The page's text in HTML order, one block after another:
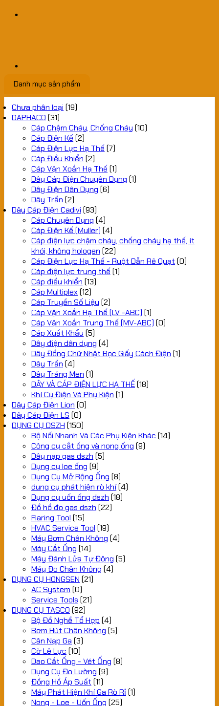
Danh mục sản phẩm
Chưa phân loại (19)
DAPHACO (31)
Cáp Chậm Cháy, Chống Cháy (10)
Cáp Điện Kế (2)
Cáp Điện Lực Hạ Thế (7)
Cáp Điều Khiển (2)
Cáp Vặn Xoắn Hạ Thế (1)
Dây Cáp Điện Chuyên Dụng (1)
Dây Điện Dân Dụng (6)
Dây Trần (2)
Dây Cáp Điện Cadivi (93)
Cáp Chuyên Dụng (4)
Cáp Điện Kế (Muller) (4)
Cáp điện lực chậm cháy, chống cháy hạ thế, ít
khói, không hologen (22)
Cáp Điện Lực Hạ Thế - Ruột Dẫn Rẽ Quạt (0)
Cáp điện lực trung thế (1)
Cáp điều khiển (13)
Cáp Multiplex(12)
Cáp Truyền Số Liệu (2)
Cáp Vặn Xoắn Hạ Thế (LV -ABC) (1)
Cáp Vặn Xoắn Trung Thế (MV-ABC) (0)
Cáp Xuất Khẩu (5)
Dây điện dân dụng (4)
Dây Đồng Chữ Nhật Bọc Giấy Cách Điện (1)
Dây Trần (4)
Dây Tráng Men (1)
DÂY VÀ CÁP ĐIỆN LỰC HẠ THẾ(18)
Khí Cụ Điện Và Phụ Kiện (1)
Dây Cáp Điện Lion (0)
Dây Cáp Điện LS (0)
DỤNG CỤ DSZH (150)
Bộ Nối Nhanh Và Các Phụ Kiện Khác (14)
Công cụ cắt ống và nong ống (9)
Dây nạp gas dszh (5)
Dụng cụ loe ống (9)
Dụng Cụ Mở Rộng Ống (8)
dung cụ phát hiện rò khí(4)
Dụng cụ uốn ống dszh (18)
Đồ hồ đo gas dszh (22)
Flaring Tool (15)
HVAC Service Tool (19)
Máy Bơm Chân Không (4)
Máy Cắt Ống (14)
Máy Đánh Lửa Tự Động (5)
Máy Đo Chân Không (4)
DỤNG CỤ HONGSEN (21)
AC System (0)
Service Tools (21)
DỤNG CỤ TASCO (92)
Bộ Đồ Nghề Tổ Hợp (4)
Bơm Hút Chân Không (5)
Cân Nạp Ga (3)
Cờ Lê Lực (10)
Dao Cắt Ống - Vét Ống (8)
Dụng Cụ Đo Lường (9)
Đồng Hồ Áp Suất (11)
Máy Phát Hiện Khí Ga Rò Rỉ(1)
Nong - Loe - Uốn Ống (25)